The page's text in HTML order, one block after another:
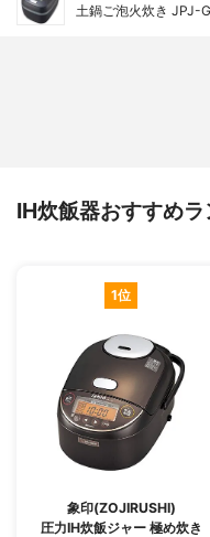
土鍋ご泡火炊き JPJ-
IH炊飯器おすすめ
1位
象印(ZOJIRUSHI)
圧力IH炊飯ジャー 極め炊き